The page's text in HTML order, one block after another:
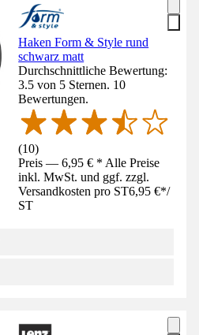
Haken Form & Style rund
schwarz matt
Durchschnittliche Bewertung:
3.5 von 5 Sternen. 10
Bewertungen.
(10)
Preis — 6,95 € * Alle Preise
inkl. MwSt. und ggf. zzgl.
Versandkosten pro ST6,95 €*/
ST